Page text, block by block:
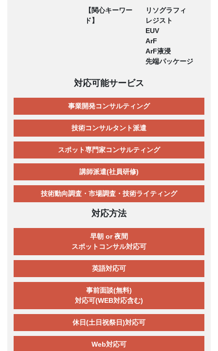
【関心キーワー
ド】
リソグラフィ
レジスト
EUV
ArF
ArF液浸
先端パッケージ
対応可能サービス
事業開発コンサルティング
技術コンサルタント派遣
スポット専門家コンサルティング
講師派遣(社員研修)
技術動向調査・市場調査・技術ライティング
対応方法
早朝 or 夜間
スポットコンサル対応可
英語対応可
事前面談(無料)
対応可(WEB対応含む)
休日(土日祝祭日)対応可
Web対応可